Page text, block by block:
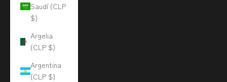
Saudí (CLP
$)
Argelia
(CLP $)
Argentina
(CLP $)